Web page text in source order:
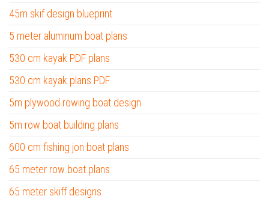
45m skif design blueprint
5 meter aluminum boat plans
530 cm kayak PDF plans
530 cm kayak plans PDF
5m plywood rowing boat design
5m row boat building plans
600 cm fishing jon boat plans
65 meter row boat plans
65 meter skiff designs